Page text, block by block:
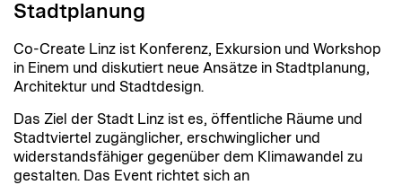
Stadtplanung
Co-Create Linz ist Konferenz, Exkursion und Workshop
in Einem und diskutiert neue Ansätze in Stadtplanung,
Architektur und Stadtdesign.
Das Ziel der Stadt Linz ist es, öffentliche Räume und
Stadtviertel zugänglicher, erschwinglicher und
widerstandsfähiger gegenüber dem Klimawandel zu
gestalten. Das Event richtet sich an